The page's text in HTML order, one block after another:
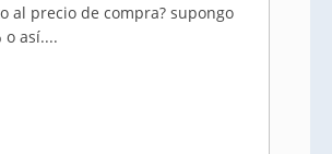
al precio de compra? supongo
o así....